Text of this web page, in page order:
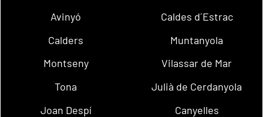
Avinyó
Caldes d´Estrac
Calders
Muntanyola
Montseny
Vilassar de Mar
Tona
Julià de Cerdanyola
Joan Despí
Canyelles